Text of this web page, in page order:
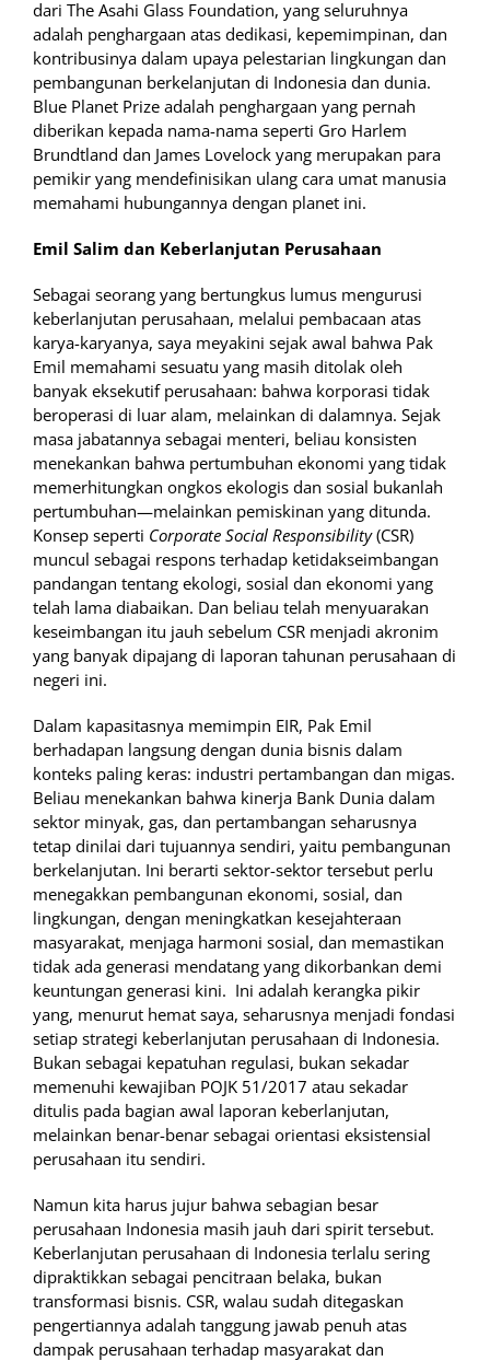
dari The Asahi Glass Foundation, yang seluruhnya
adalah penghargaan atas dedikasi, kepemimpinan, dan
kontribusinya dalam upaya pelestarian lingkungan dan
pembangunan berkelanjutan di Indonesia dan dunia.
Blue Planet Prize adalah penghargaan yang pernah
diberikan kepada nama-nama seperti Gro Harlem
Brundtland dan James Lovelock yang merupakan para
pemikir yang mendefinisikan ulang cara umat manusia
memahami hubungannya dengan planet ini.
Emil Salim dan Keberlanjutan Perusahaan
Sebagai seorang yang bertungkus lumus mengurusi
keberlanjutan perusahaan, melalui pembacaan atas
karya-karyanya, saya meyakini sejak awal bahwa Pak
Emil memahami sesuatu yang masih ditolak oleh
banyak eksekutif perusahaan: bahwa korporasi tidak
beroperasi di luar alam, melainkan di dalamnya. Sejak
masa jabatannya sebagai menteri, beliau konsisten
menekankan bahwa pertumbuhan ekonomi yang tidak
memerhitungkan ongkos ekologis dan sosial bukanlah
pertumbuhan—melainkan pemiskinan yang ditunda.
Konsep seperti Corporate Social Responsibility(CSR)
muncul sebagai respons terhadap ketidakseimbangan
pandangan tentang ekologi, sosial dan ekonomi yang
telah lama diabaikan. Dan beliau telah menyuarakan
keseimbangan itu jauh sebelum CSR menjadi akronim
yang banyak dipajang di laporan tahunan perusahaan di
negeri ini.
Dalam kapasitasnya memimpin EIR, Pak Emil
berhadapan langsung dengan dunia bisnis dalam
konteks paling keras: industri pertambangan dan migas.
Beliau menekankan bahwa kinerja Bank Dunia dalam
sektor minyak, gas, dan pertambangan seharusnya
tetap dinilai dari tujuannya sendiri, yaitu pembangunan
berkelanjutan. Ini berarti sektor-sektor tersebut perlu
menegakkan pembangunan ekonomi, sosial, dan
lingkungan, dengan meningkatkan kesejahteraan
masyarakat, menjaga harmoni sosial, dan memastikan
tidak ada generasi mendatang yang dikorbankan demi
keuntungan generasi kini. Ini adalah kerangka pikir
yang, menurut hemat saya, seharusnya menjadi fondasi
setiap strategi keberlanjutan perusahaan di Indonesia.
Bukan sebagai kepatuhan regulasi, bukan sekadar
memenuhi kewajiban POJK 51/2017 atau sekadar
ditulis pada bagian awal laporan keberlanjutan,
melainkan benar-benar sebagai orientasi eksistensial
perusahaan itu sendiri.
Namun kita harus jujur bahwa sebagian besar
perusahaan Indonesia masih jauh dari spirit tersebut.
Keberlanjutan perusahaan di Indonesia terlalu sering
dipraktikkan sebagai pencitraan belaka, bukan
transformasi bisnis. CSR, walau sudah ditegaskan
pengertiannya adalah tanggung jawab penuh atas
dampak perusahaan terhadap masyarakat dan